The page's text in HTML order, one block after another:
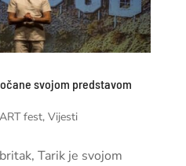
svojom predstavom
fest, Vijesti
Tarik je svojom